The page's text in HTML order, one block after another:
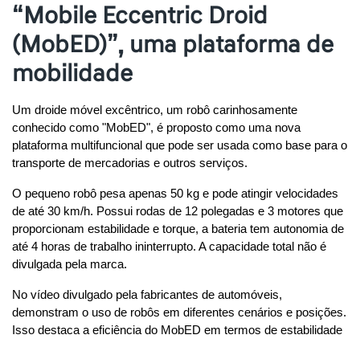
“Mobile Eccentric Droid
(MobED)”, uma plataforma de
mobilidade
Um droide móvel excêntrico, um robô carinhosamente
conhecido como "MobED", é proposto como uma nova
plataforma multifuncional que pode ser usada como base para o
transporte de mercadorias e outros serviços.
O pequeno robô pesa apenas 50 kg e pode atingir velocidades
de até 30 km/h. Possui rodas de 12 polegadas e 3 motores que
proporcionam estabilidade e torque, a bateria tem autonomia de
até 4 horas de trabalho ininterrupto. A capacidade total não é
divulgada pela marca.
No vídeo divulgado pela fabricantes de automóveis,
demonstram o uso de robôs em diferentes cenários e posições.
Isso destaca a eficiência do MobED em termos de estabilidade